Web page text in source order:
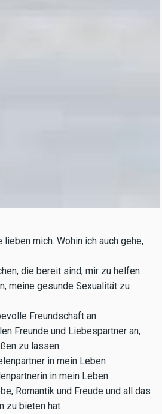
lieben mich. Wohin ich auch gehe,
die bereit sind, mir zu helfen
meine gesunde Sexualität zu
Freundschaft an
Freunde und Liebespartner an,
zu lassen
in mein Leben
in mein Leben
Romantik und Freude und all das
zu bieten hat